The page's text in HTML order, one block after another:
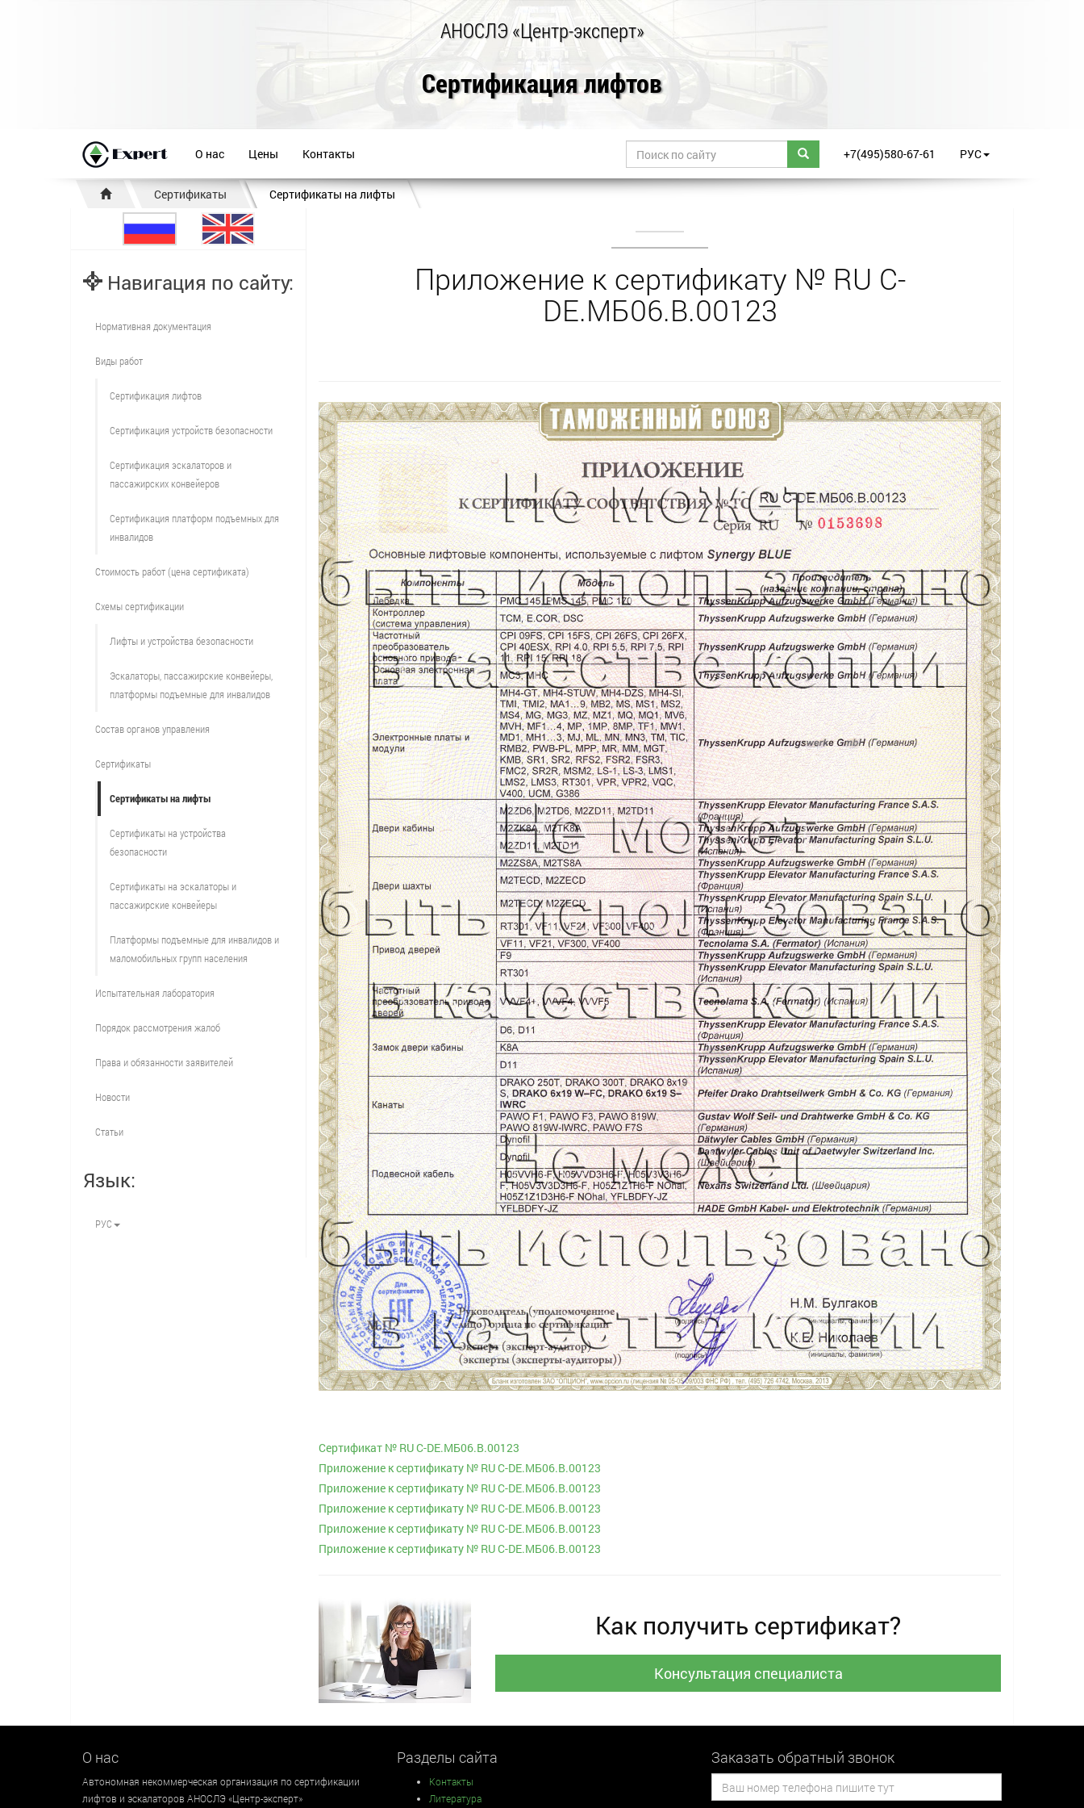
АНОСЛЭ «Центр-эксперт»
Сертификация лифтов
О нас Цены Контакты +7(495)580-67-61 РУС
Сертификаты Сертификаты на лифты
Приложение к сертификату № RU С-
DE.МБ06.B.00123
Сертификат № RU С-DE.МБ06.B.00123
Приложение к сертификату № RU С-DE.МБ06.B.00123
Приложение к сертификату № RU С-DE.МБ06.B.00123
Приложение к сертификату № RU С-DE.МБ06.B.00123
Приложение к сертификату № RU С-DE.МБ06.B.00123
Приложение к сертификату № RU С-DE.МБ06.B.00123
Как получить сертификат?
Консультация специалиста
Навигация по сайту:
Нормативная документация
Виды работ
Сертификация лифтов
Сертификация устройств безопасности
Сертификация эскалаторов и
пассажирских конвейеров
Сертификация платформ подъемных для
инвалидов
Стоимость работ (цена сертификата)
Схемы сертификации
Лифты и устройства безопасности
Эскалаторы, пассажирские конвейеры,
платформы подъемные для инвалидов
Состав органов управления
Сертификаты
Сертификаты на лифты
Сертификаты на устройства
безопасности
Сертификаты на эскалаторы и
пассажирские конвейеры
Платформы подъемные для инвалидов и
маломобильных групп населения
Испытательная лаборатория
Порядок рассмотрения жалоб
Права и обязанности заявителей
Новости
Статьи
Язык:
РУС
О нас
Автономная некоммерческая организация по сертификации
лифтов и эскалаторов АНОСЛЭ «Центр-эксперт»
Разделы сайта
Контакты
Литература
Заказать обратный звонок